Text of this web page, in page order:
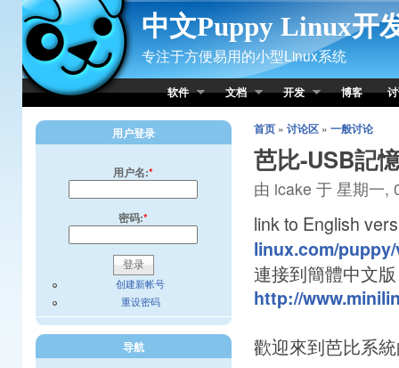
Skip to Content
中文Puppy Linux开
专注于方便易用的小型Linux系统
软件 文档 开发 博客
首页» 讨论区» 一般讨论
芭比-USB記
由 icake 于 星期一,
link to English
linux.com/
連接到簡體中文
http://
歡迎來到芭比系
用户登录
用户名:*
密码:*
创建新帐号
重设密码
导航